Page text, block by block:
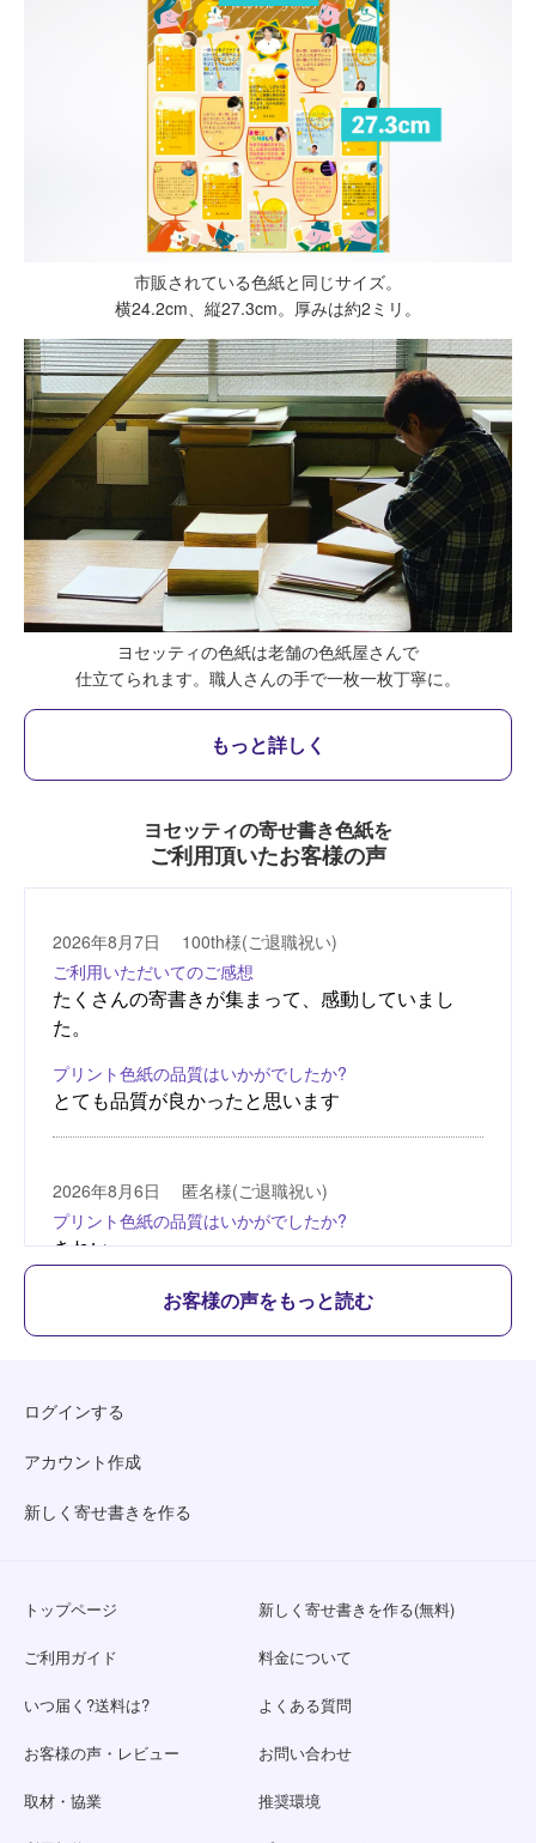
市販されている色紙と同じサイズ。
横24.2cm、縦27.3cm。厚みは約2ミリ。
ヨセッティの色紙は老舗の色紙屋さんで
仕立てられます。 職人さんの手で一枚一枚丁寧に。
もっと詳しく
ヨセッティの寄せ書き色紙を
ご利用頂いたお客様の声
お客様の声をもっと読む
ログインする
アカウント作成
新しく寄せ書きを作る
トップページ 新しく寄せ書きを作る(無料)
ご利用ガイド 料金について
いつ届く?送料は? よくある質問
お客様の声・レビュー お問い合わせ
取材・協業 推奨環境